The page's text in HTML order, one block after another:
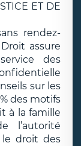
ET DE
rendez-
assure
des
sur les
des motifs
à la famille
l’autorité
le droit des